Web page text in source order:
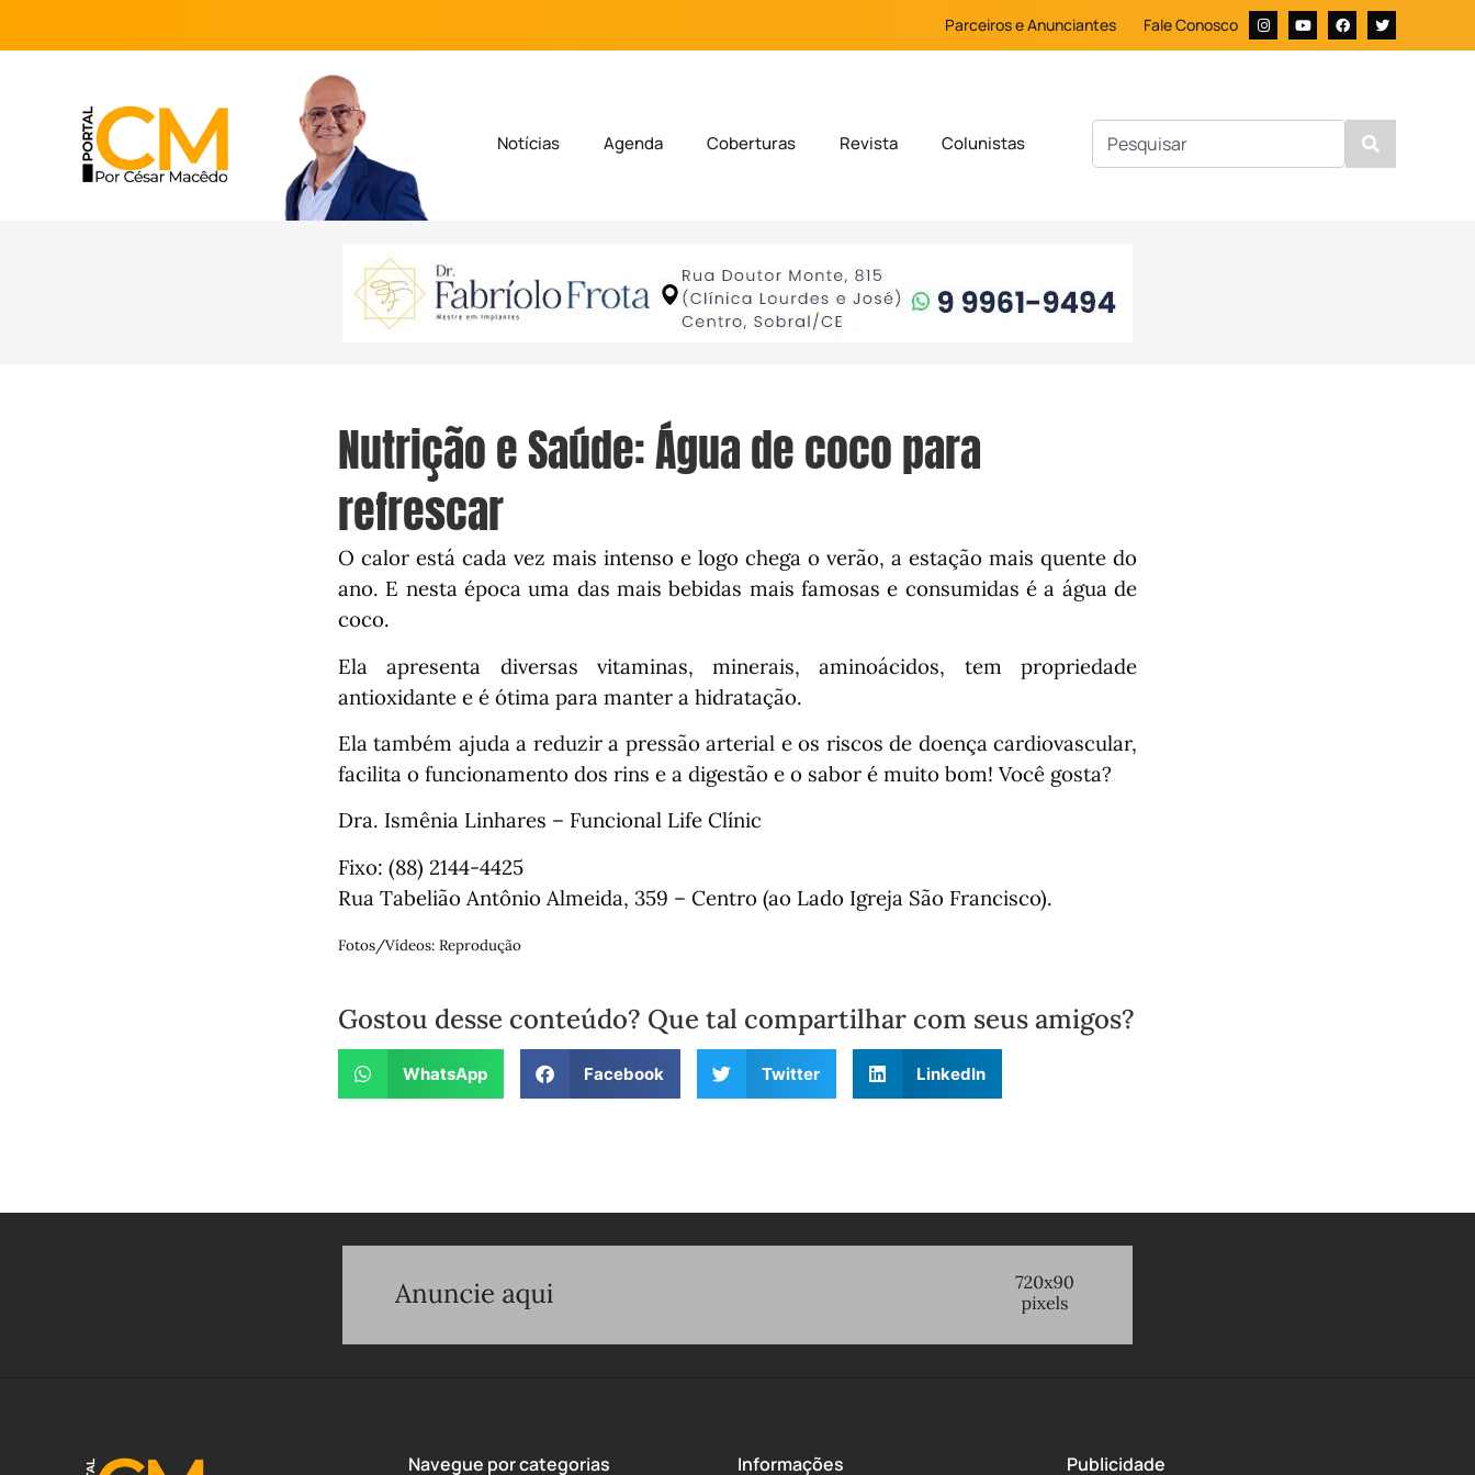
Parceiros e Anunciantes Fale Conosco
Notícias Agenda Coberturas Revista Colunistas
Nutrição e Saúde: Água de coco para
refrescar
O calor está cada vez mais intenso e logo chega o verão, a estação mais quente do
ano. E nesta época uma das mais bebidas mais famosas e consumidas é a água de
coco.
Ela apresenta diversas vitaminas, minerais, aminoácidos, tem propriedade
antioxidante e é ótima para manter a hidratação.
Ela também ajuda a reduzir a pressão arterial e os riscos de doença cardiovascular,
facilita o funcionamento dos rins e a digestão e o sabor é muito bom! Você gosta?
Dra. Ismênia Linhares – Funcional Life Clínic
Fixo: (88) 2144-4425
Rua Tabelião Antônio Almeida, 359 – Centro (ao Lado Igreja São Francisco).
Fotos/Vídeos: Reprodução
Gostou desse conteúdo? Que tal compartilhar com seus amigos?
WhatsApp Facebook Twitter LinkedIn
Navegue por categorias Informações Publicidade